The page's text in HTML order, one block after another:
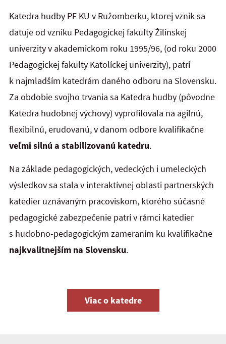
Katedra hudby PF KU v Ružomberku, ktorej vznik sa
datuje od vzniku Pedagogickej fakulty Žilinskej
univerzity v akademickom roku 1995/96, (od roku 2000
Pedagogickej fakulty Katolíckej univerzity), patrí
k najmladším katedrám daného odboru na Slovensku.
Za obdobie svojho trvania sa Katedra hudby (pôvodne
Katedra hudobnej výchovy) vyprofilovala na agilnú,
flexibilnú, erudovanú, v danom odbore kvalifikačne
veľmi silnú a stabilizovanú katedru.
Na základe pedagogických, vedeckých i umeleckých
výsledkov sa stala v interaktívnej oblasti partnerských
katedier uznávaným pracoviskom, ktorého súčasné
pedagogické zabezpečenie patrí v rámci katedier
s hudobno-pedagogickým zameraním ku kvalifikačne
najkvalitnejším na Slovensku.
Viac o katedre